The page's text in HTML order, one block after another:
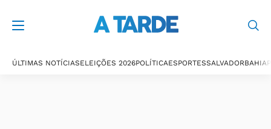
ÚLTIMAS NOTÍCIASELEIÇÕES 2026POLÍTICAESPORTESSALVADORBAHIA